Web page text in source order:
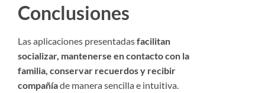
Conclusiones
Las aplicaciones presentadasfacilitan
socializar, mantenerse en contacto con la
familia, conservar recuerdos y recibir
compañíade manera sencilla e intuitiva.